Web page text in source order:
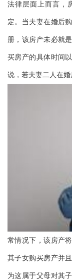
法律层面上而言，
定。当夫妻在婚后
册，该房产未必就
买房产的具体时间
说，若夫妻二人在
常情况下，该房产
其子女购买房产并
为这属于父母对其